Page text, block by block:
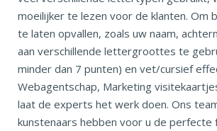
moeilijker te lezen voor de klanten. Om
te laten opvallen, zoals uw naam,
aan verschillende lettergroottes te
minder dan 7 punten) en vet/cursief
Webagentschap, Marketing
laat de experts het werk doen. Ons
kunstenaars hebben voor u de perfecte